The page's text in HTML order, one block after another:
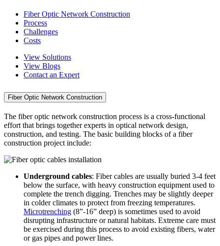
Fiber Optic Network Construction
Process
Challenges
Costs
View Solutions
View Blogs
Contact an Expert
Fiber Optic Network Construction
The fiber optic network construction process is a cross-functional
effort that brings together experts in optical network design,
construction, and testing. The basic building blocks of a fiber
construction project include:
Underground cables: Fiber cables are usually buried 3-4 feet
below the surface, with heavy construction equipment used to
complete the trench digging. Trenches may be slightly deeper
in colder climates to protect from freezing temperatures.
Microtrenching (8”-16” deep) is sometimes used to avoid
disrupting infrastructure or natural habitats. Extreme care must
be exercised during this process to avoid existing fibers, water
or gas pipes and power lines.